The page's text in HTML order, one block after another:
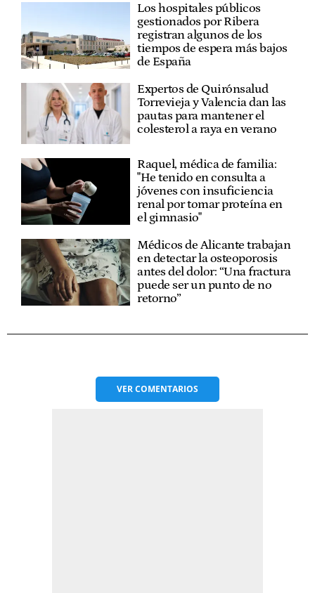
Los hospitales públicos
gestionados por Ribera
registran algunos de los
tiempos de espera más bajos
de España
Expertos de Quirónsalud
Torrevieja y Valencia dan las
pautas para mantener el
colesterol a raya en verano
Raquel, médica de familia:
"He tenido en consulta a
jóvenes con insuficiencia
renal por tomar proteína en
el gimnasio"
Médicos de Alicante trabajan
en detectar la osteoporosis
antes del dolor: “Una fractura
puede ser un punto de no
retorno”
VERCOMENTARIOS